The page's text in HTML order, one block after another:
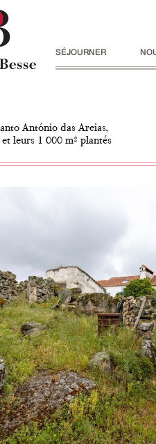
SÉJOURNER
António das Areias,
leurs 1 000 m² plantés